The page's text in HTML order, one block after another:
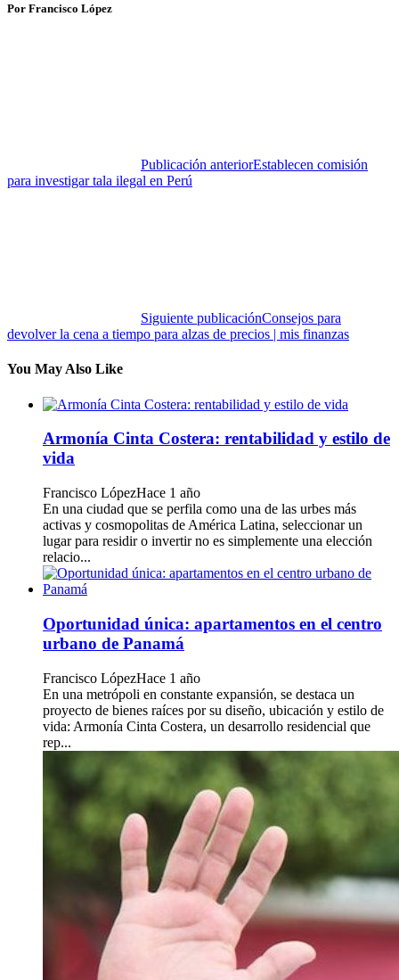
Por Francisco López
Publicación anteriorEstablecen comisión
para investigar tala ilegal en Perú
Siguiente publicaciónConsejos para
devolver la cena a tiempo para alzas de precios | mis finanzas
You May Also Like
Armonía Cinta Costera: rentabilidad y estilo de
vida
Francisco LópezHace 1 año
En una ciudad que se perfila como una de las urbes más
activas y cosmopolitas de América Latina, seleccionar un
lugar para residir o invertir no es simplemente una elección
relacio...
Oportunidad única: apartamentos en el centro
urbano de Panamá
Francisco LópezHace 1 año
En una metrópoli en constante expansión, se destaca un
proyecto de bienes raíces por su diseño, ubicación y estilo de
vida: Armonía Cinta Costera, un desarrollo residencial que
rep...